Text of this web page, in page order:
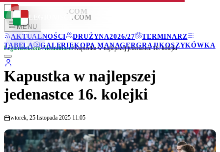
LEGIONISCI .COM
MENU
AKTUALNOŚCI
DRUŻYNA2026/27
TERMINARZ
TABELA
GALERIEKOPA MANAGERGRAJ!KOSZYKÓWKA
LEGIONISCI .COM
Legionisci.com/Aktualności/Kapustka w najlepszej jedenastce 16. kolejki
Kapustka w najlepszej
jedenastce 16. kolejki
wtorek, 25 listopada 2025 11:05